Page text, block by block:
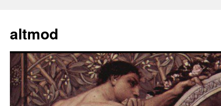
springen
altmod